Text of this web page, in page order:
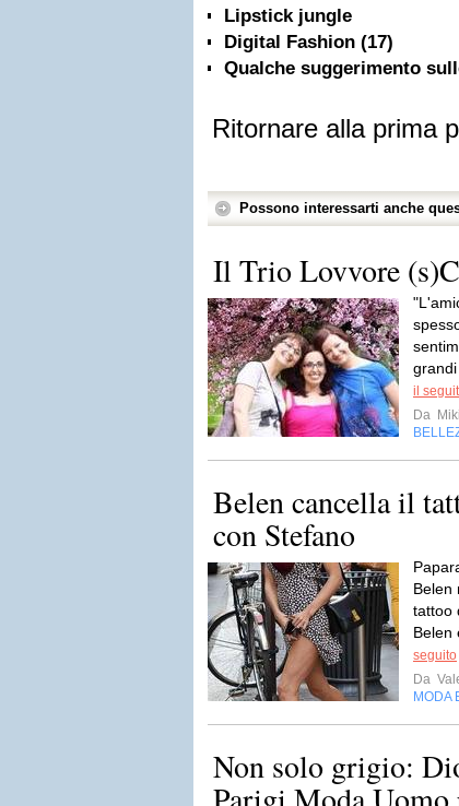
Lipstick jungle
Digital Fashion (17)
Qualche suggerimento
Ritornare alla prima
Possono interessarti anche
Il Trio Lovvore
il
Da
Belen cancella il
con Stefano
Belen
tattoo
Belen
seguito
Da
MODA
Non solo grigio: